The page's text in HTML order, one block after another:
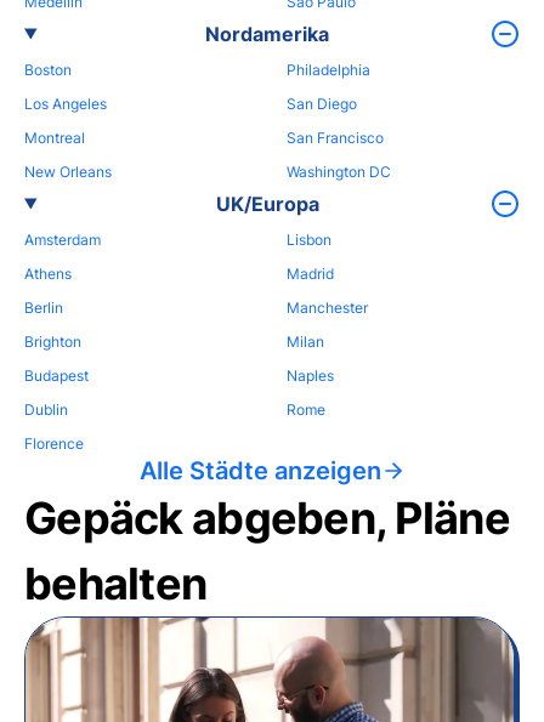
Nordamerika
Boston
Los Angeles
Montreal
New Orleans
Philadelphia
San Diego
San Francisco
Washington DC
UK/Europa
Amsterdam
Athens
Berlin
Brighton
Budapest
Dublin
Florence
Lisbon
Madrid
Manchester
Milan
Naples
Rome
Alle Städte anzeigen
Gepäck abgeben, Pläne
behalten